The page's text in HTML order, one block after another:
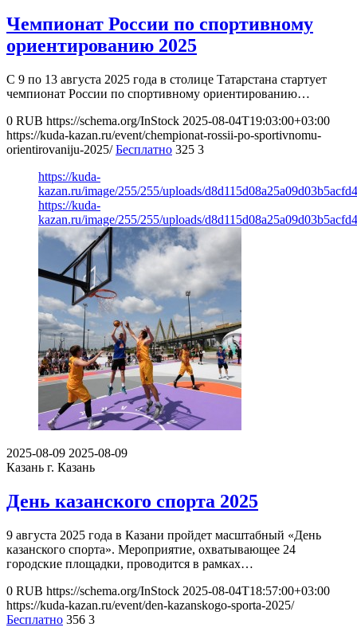
Чемпионат России по спортивному
ориентированию 2025
С 9 по 13 августа 2025 года в столице Татарстана стартует
чемпионат России по спортивному ориентированию…
0 RUB https://schema.org/InStock 2025-08-04T19:03:00+03:00
https://kuda-kazan.ru/event/chempionat-rossii-po-sportivnomu-
orientirovaniju-2025/ Бесплатно 325 3
https://kuda-
kazan.ru/image/255/255/uploads/
https://kuda-
kazan.ru/image/255/255/uploads/
2025-08-09 2025-08-09
Казань г. Казань
День казанского спорта 2025
9 августа 2025 года в Казани пройдет масштабный «День
казанского спорта». Мероприятие, охватывающее 24
городские площадки, проводится в рамках…
0 RUB https://schema.org/InStock 2025-08-04T18:57:00+03:00
https://kuda-kazan.ru/event/den-kazanskogo-sporta-2025/
Бесплатно 356 3